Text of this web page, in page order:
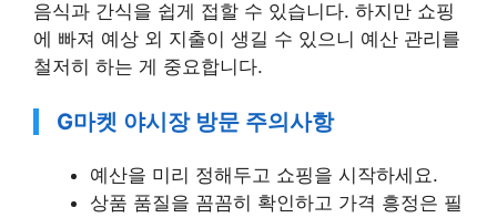
음식과 간식을 쉽게 접할 수 있습니다. 하지만 쇼핑
에 빠져 예상 외 지출이 생길 수 있으니 예산 관리를
철저히 하는 게 중요합니다.
G마켓 야시장 방문 주의사항
예산을 미리 정해두고 쇼핑을 시작하세요.
상품 품질을 꼼꼼히 확인하고 가격 흥정은 필